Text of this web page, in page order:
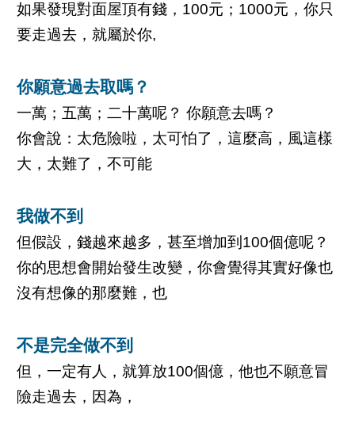
如果發現對面屋頂有錢，100元；1000元，你只
要走過去，就屬於你,
你願意過去取嗎？
一萬；五萬；二十萬呢？ 你願意去嗎？
你會說：太危險啦，太可怕了，這麼高，風這樣
大，太難了，不可能
我做不到
但假設，錢越來越多，甚至增加到100個億呢？
你的思想會開始發生改變，你會覺得其實好像也
沒有想像的那麼難，也
不是完全做不到
但，一定有人，就算放100個億，他也不願意冒
險走過去，因為，